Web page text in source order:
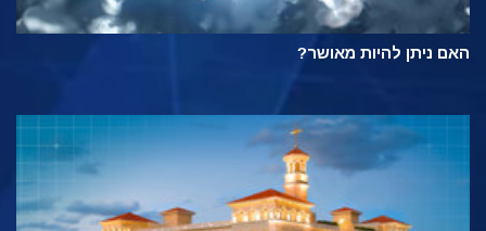
האם ניתן להיות מאושר?